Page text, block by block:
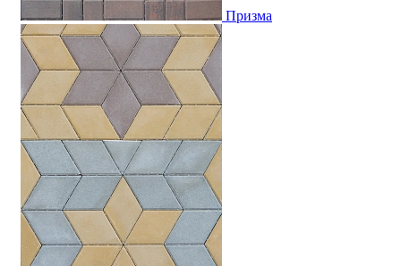
Призма